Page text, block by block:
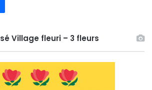
Village fleuri – 3 fleurs